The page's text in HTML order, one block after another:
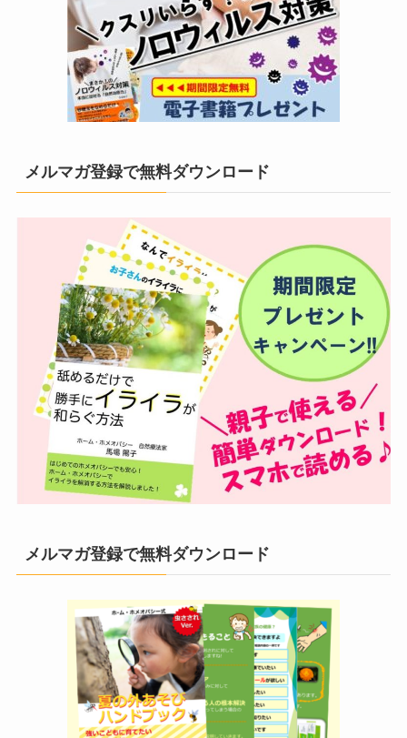
メルマガ登録で無料ダウンロード
メルマガ登録で無料ダウンロード